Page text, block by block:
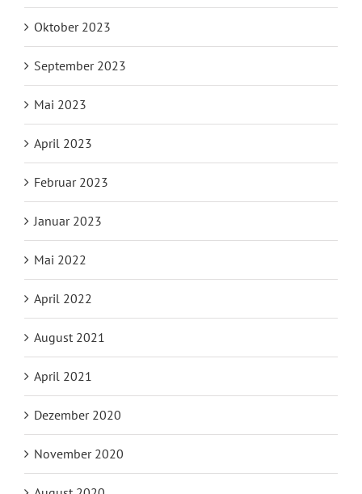
Oktober 2023
September 2023
Mai 2023
April 2023
Februar 2023
Januar 2023
Mai 2022
April 2022
August 2021
April 2021
Dezember 2020
November 2020